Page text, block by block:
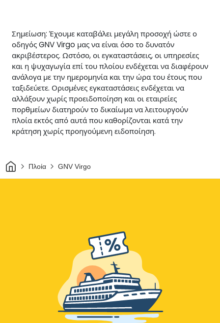
Σημείωση: Έχουμε καταβάλει μεγάλη προσοχή ώστε ο
οδηγός GNV Virgo μας να είναι όσο το δυνατόν
ακριβέστερος. Ωστόσο, οι εγκαταστάσεις, οι υπηρεσίες
και η ψυχαγωγία επί του πλοίου ενδέχεται να διαφέρουν
ανάλογα με την ημερομηνία και την ώρα του έτους που
ταξιδεύετε. Ορισμένες εγκαταστάσεις ενδέχεται να
αλλάξουν χωρίς προειδοποίηση και οι εταιρείες
πορθμείων διατηρούν το δικαίωμα να λειτουργούν
πλοία εκτός από αυτά που καθορίζονται κατά την
κράτηση χωρίς προηγούμενη ειδοποίηση.
ΣπίτιΠλοία GNV Virgo